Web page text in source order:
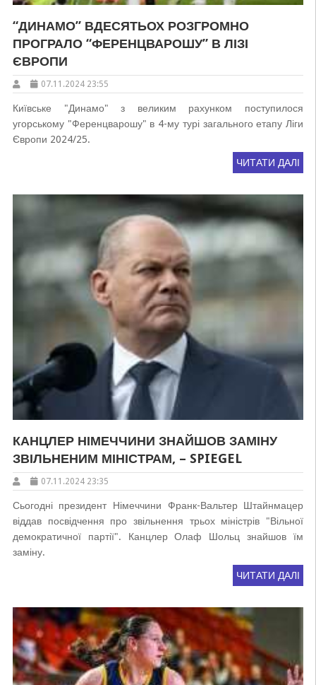
“ДИНАМО” ВДЕСЯТЬОХ РОЗГРОМНО
ПРОГРАЛО “ФЕРЕНЦВАРОШУ” В ЛІЗІ
ЄВРОПИ
07.11.2024 23:55
Київське "Динамо" з великим рахунком поступилося
угорському "Ференцварошу" в 4-му турі загального етапу Ліги
Європи 2024/25.
ЧИТАТИ ДАЛІ
КАНЦЛЕР НІМЕЧЧИНИ ЗНАЙШОВ ЗАМІНУ
ЗВІЛЬНЕНИМ МІНІСТРАМ, – SPIEGEL
07.11.2024 23:35
Сьогодні президент Німеччини Франк-Вальтер Штайнмацер
віддав посвідчення про звільнення трьох міністрів "Вільної
демократичної партії". Канцлер Олаф Шольц знайшов їм
заміну.
ЧИТАТИ ДАЛІ